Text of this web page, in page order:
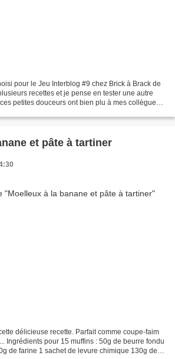
pour le Jeu Interblog #9 chez Brick à Brack de
recettes et je pense en tester une autre
petites douceurs ont bien plu à mes collègues..
et pâte à tartiner
délicieuse recette. Parfait comme coupe-faim
Ingrédients pour 15 muffins : 50g de beurre fondu
de farine 1 sachet de levure chimique 130g de